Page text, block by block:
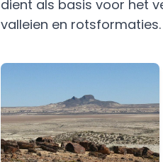
dient als basis voor het
valleien en rotsformaties.